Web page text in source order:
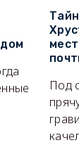
Под